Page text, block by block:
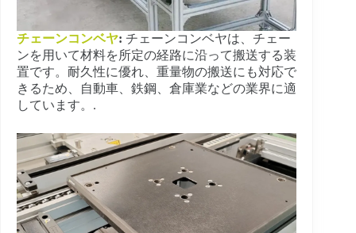
チェーンコンベヤ: チェーンコンベヤは、チェー
ンを用いて材料を所定の経路に沿って搬送する装
置です。耐久性に優れ、重量物の搬送にも対応で
きるため、自動車、鉄鋼、倉庫業などの業界に適
しています。.